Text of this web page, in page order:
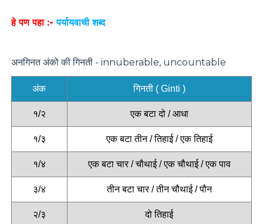
हे पण पहा :- पर्यायवाची शब्द
अनगिनत अंको की गिनती - innuberable, uncountable
अंक गिनती ( Ginti )
१/२ एक बटा दो / आधा
१/३ एक बटा तीन / तिहाई / एक तिहाई
१/४ एक बटा चार / चौथाई / एक चौथाई / एक पाव
३/४ तीन बटा चार / तीन चौथाई / पौन
२/३ दो तिहाई